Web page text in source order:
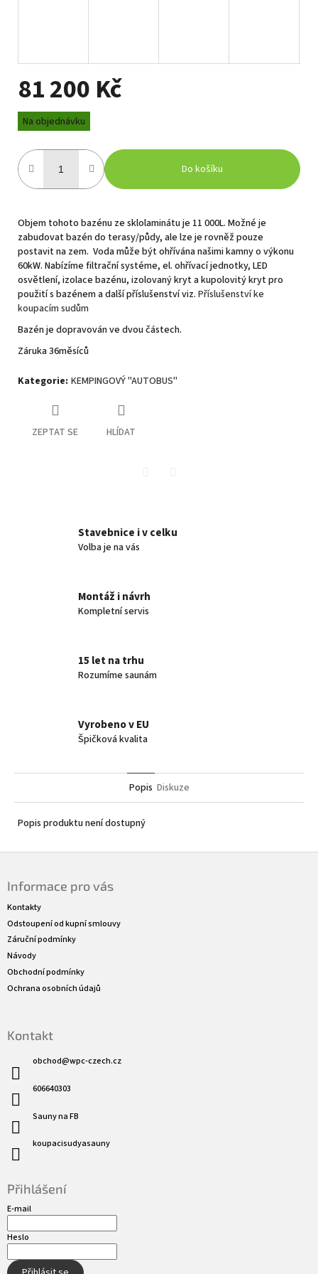
81 200 Kč
Měrná
cena:
Na objednávku
Do košíku
Objem tohoto bazénu ze sklolaminátu je 11 000L. Možné je
zabudovat bazén do terasy/půdy, ale lze je rovněž pouze
postavit na zem. Voda může být ohřívána našimi kamny o výkonu
60kW. Nabízíme filtrační systéme, el. ohřívací jednotky, LED
osvětlení, izolace bazénu, izolovaný kryt a kupolovitý kryt pro
použití s bazénem a další příslušenství viz. Příslušenství ke
koupacím sudům
Bazén je dopravován ve dvou částech.
Záruka 36měsíců
Kategorie: KEMPINGOVÝ "AUTOBUS"
ZEPTAT SE HLÍDAT
Stavebnice i v celku
Volba je na vás
Montáž i návrh
Kompletní servis
15 let na trhu
Rozumíme saunám
Vyrobeno v EU
Špičková kvalita
Popis Diskuze
Popis produktu není dostupný
Informace pro vás
Kontakty
Odstoupení od kupní smlouvy
Záruční podmínky
Návody
Obchodní podmínky
Ochrana osobních údajů
Kontakt
obchod@wpc-czech.cz
606640303
Sauny na FB
koupacisudyasauny
Přihlášení
E-mail
Heslo